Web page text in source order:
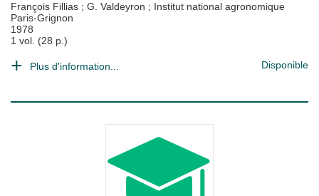
François Fillias ; G. Valdeyron ; Institut national agronomique
Paris-Grignon
1978
1 vol. (28 p.)
Plus d'information... Disponible